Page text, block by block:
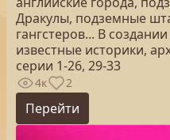
Дракулы, подземные
гангстеров... В
известные историки,
серии 1-26, 29-33
4к 2
Перейти